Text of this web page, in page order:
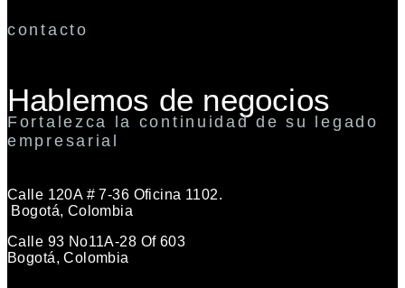
contacto
Hablemos de negocios
Fortalezca la continuidad de su legado
empresarial
Calle 120A # 7-36 Oficina 1102.
Bogotá, Colombia
Calle 93 No11A-28 Of 603
Bogotá, Colombia